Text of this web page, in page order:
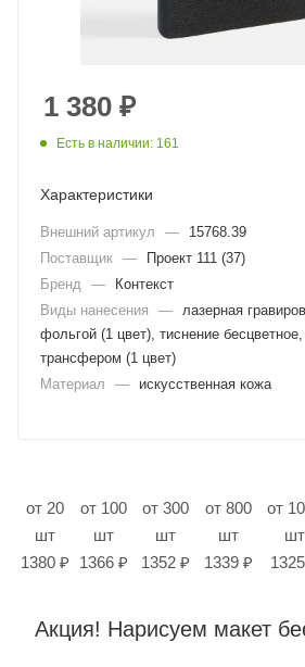
1 380 ₽
Есть в наличии: 161
Характеристики
Внешний артикул —
15768.39
Поставщик —
Проект 111 (37)
Бренд
—
Контекст
Виды нанесения
—
лазерная
фольгой (1 цвет), тиснение
трансфером (1 цвет)
Материал
— искусственная кожа
от 20
шт
1380 ₽
от 100
шт
1366 ₽
от 300
шт
1352 ₽
от 800
шт
1339 ₽
от
шт
Акция! Нарисуем макет